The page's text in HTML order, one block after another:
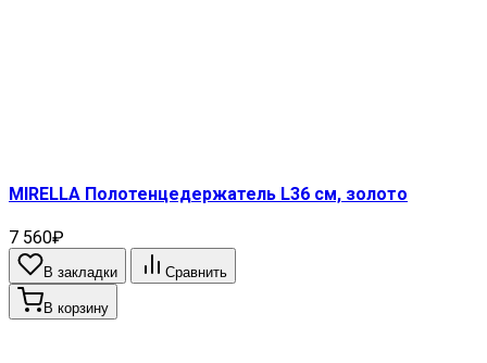
MIRELLA Полотенцедержатель L36 см, золото
7 560₽
В закладки Сравнить
В корзину